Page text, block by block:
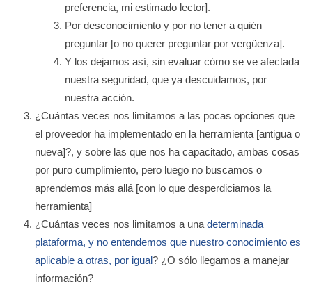
preferencia, mi estimado lector].
Por desconocimiento y por no tener a quién
preguntar [o no querer preguntar por vergüenza].
Y los dejamos así, sin evaluar cómo se ve afectada
nuestra seguridad, que ya descuidamos, por
nuestra acción.
¿Cuántas veces nos limitamos a las pocas opciones que
el proveedor ha implementado en la herramienta [antigua o
nueva]?, y sobre las que nos ha capacitado, ambas cosas
por puro cumplimiento, pero luego no buscamos o
aprendemos más allá [con lo que desperdiciamos la
herramienta]
¿Cuántas veces nos limitamos a una determinada
plataforma, y no entendemos que nuestro conocimiento es
aplicable a otras, por igual? ¿O sólo llegamos a manejar
información?